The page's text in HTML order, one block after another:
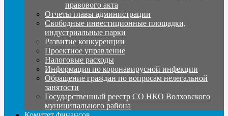
правового акта
Отчеты главы администрации
Свободные инвестиционные площадки,
индустриальные парки
Развитие конкуренции
Проектное управление
Налоговые расходы
Информация по коронавирусной инфекции
Обращение граждан по вопросам нелегальной
занятости
Государственный реестр СО НКО Волховского
муниципального района